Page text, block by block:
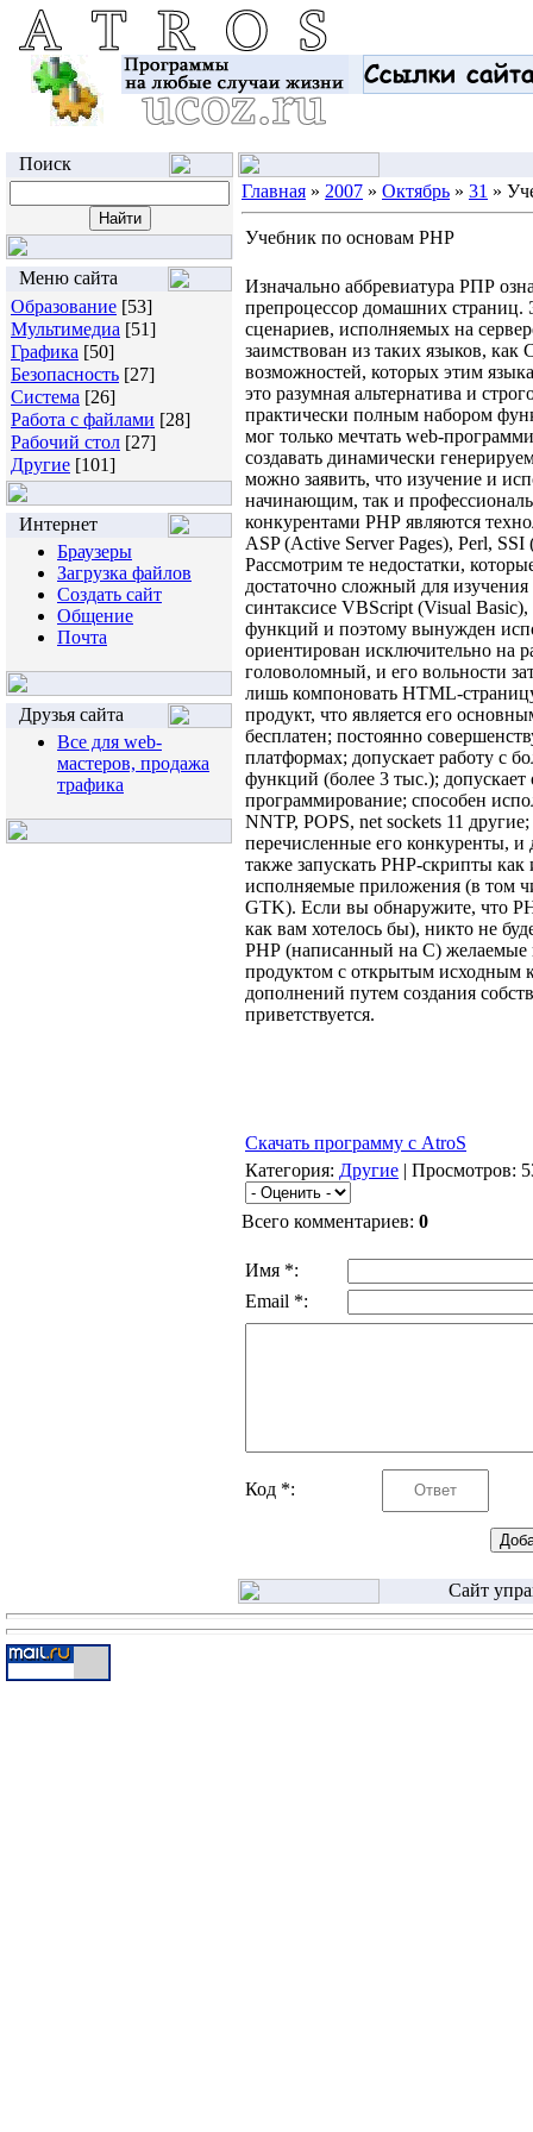
Поиск
Меню сайта
Образование [53]
Мультимедиа [51]
Графика [50]
Безопасность [27]
Система [26]
Работа с файлами [28]
Рабочий стол [27]
Другие [101]
Интернет
Браузеры
Загрузка файлов
Создать сайт
Общение
Почта
Друзья сайта
Все для web-
мастеров, продажа
трафика
Главная » 2007 » Октябрь » 31 »
Учебник по основам PHP
Изначально аббревиатура РПР
препроцессор домашних
сценариев, исполняемых на
заимствован из таких языков, как
возможностей, которых этим
это разумная альтернатива и
практически полным набором
мог только мечтать web-
создавать динамически
можно заявить, что изучение и
начинающим, так и
конкурентами РНР являются
ASP (Active Server Pages), Perl,
Рассмотрим те недостатки,
достаточно сложный для
синтаксисе VBScript (Visual Basic),
функций и поэтому вынужден
ориентирован исключительно на
головоломный, и его вольности
лишь компоновать HTML-
продукт, что является его
бесплатен; постоянно
платформах; допускает работу с
функций (более 3 тыс.);
программирование; способен
NNTP, POPS, net sockets 11
перечисленные его конкуренты,
также запускать PHP-скрипты
исполняемые приложения (в том
GTK). Если вы обнаружите, что
как вам хотелось бы), никто не
РНР (написанный на С) желаемые
продуктом с открытым исходным
дополнений путем создания
приветствуется.
Cкачать программу с AtroS
Категория: Другие | Просмотров:
Всего комментариев: 0
Имя *:
Email *:
Код *:
Сайт